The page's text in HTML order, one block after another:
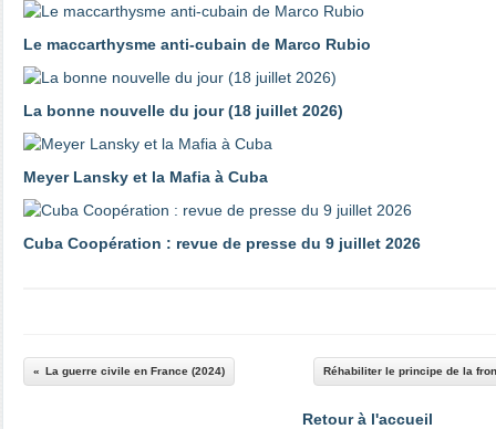
Le maccarthysme anti-cubain de Marco Rubio
La bonne nouvelle du jour (18 juillet 2026)
Meyer Lansky et la Mafia à Cuba
Cuba Coopération : revue de presse du 9 juillet 2026
La guerre civile en France (2024) Réhabiliter le principe de la
Retour à l'accueil